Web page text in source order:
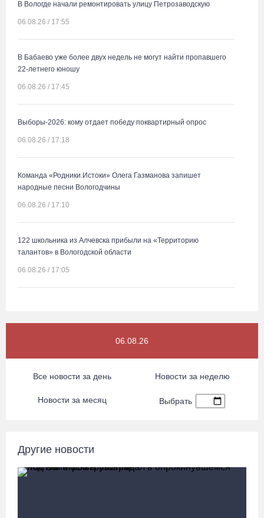
В Вологде начали ремонтировать улицу Петрозаводскую
06.08.26 / 17:55
В Бабаево уже более двух недель не могут найти пропавшего
22-летнего юношу
06.08.26 / 17:45
Выборы-2026: кому отдает победу поквартирный опрос
06.08.26 / 17:18
Команда «Родники.Истоки» Олега Газманова запишет
народные песни Вологодчины
06.08.26 / 17:10
122 школьника из Алчевска прибыли на «Территорию
талантов» в Вологодской области
06.08.26 / 17:05
Вологжане смогут сводить родителей в музей Китая со скидкой
06.08.26
Все новости за день Новости за неделю
Новости за месяц Выбрать
Другие новости